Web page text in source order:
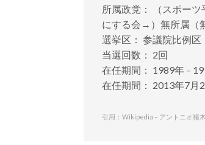
所属政党： （スポー
にする会→）無所属（
選挙区： 参議院比例区
当選回数： 2回
在任期間： 1989年 –
在任期間： 2013年7月
引用：Wikipedia – アントニオ猪木